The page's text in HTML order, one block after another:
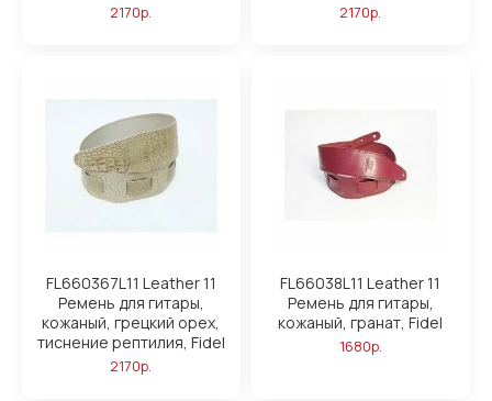
2170р. 2170р.
FL660367L11 Leather 11
Ремень для гитары,
кожаный, грецкий орех,
тиснение рептилия, Fidel
2170р.
FL66038L11 Leather 11
Ремень для гитары,
кожаный, гранат, Fidel
1680р.